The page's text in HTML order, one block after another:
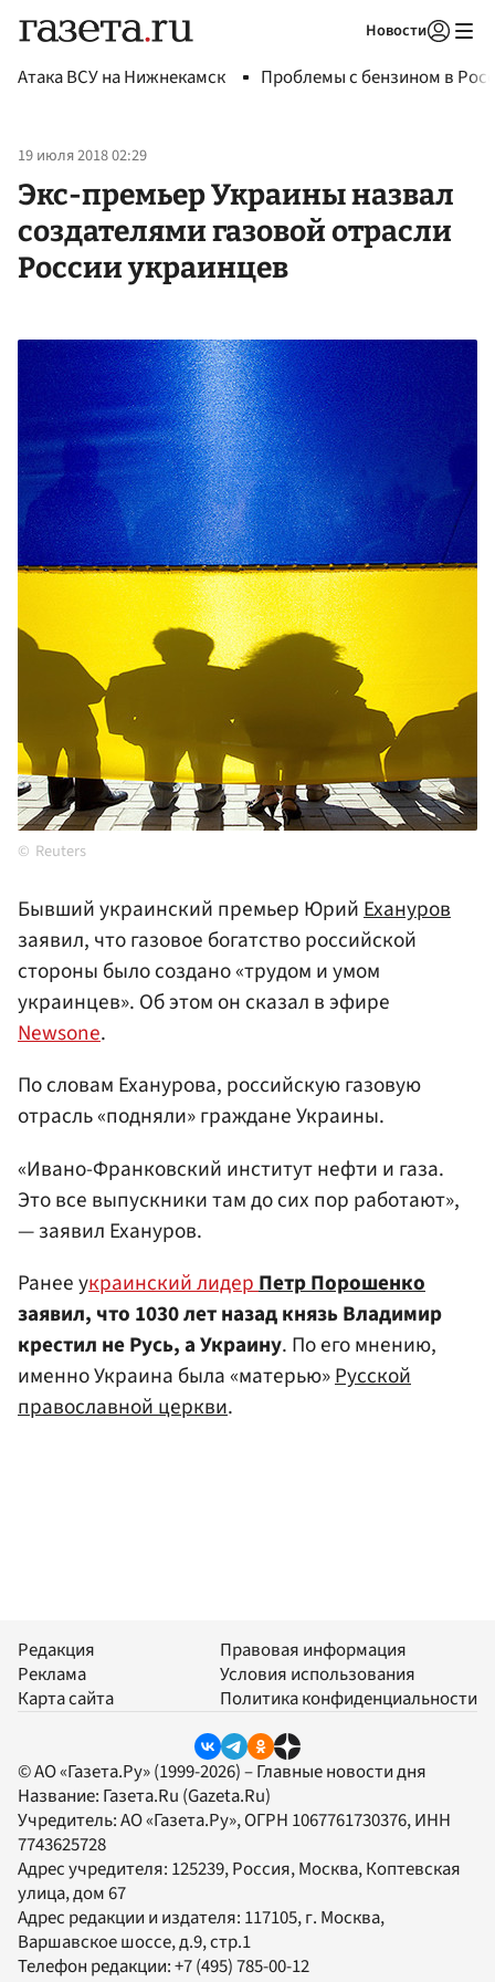
Новости
Атака ВСУ на Нижнекамск Проблемы с бензином в
19 июля 2018 02:29
Экс-премьер Украины назвал
создателями газовой отрасли
России украинцев
Reuters
Бывший украинский премьер ЮрийЕхануров
заявил, что газовое богатство российской
стороны было создано «трудом и умом
украинцев». Об этом он сказал в эфире
Newsone.
По словам Еханурова, российскую газовую
отрасль «подняли» граждане Украины.
«Ивано-Франковский институт нефти и газа.
Это все выпускники там до сих пор работают»,
— заявил Ехануров.
Ранее украинский лидерПетр Порошенко
заявил, что 1030 лет назад князь Владимир
крестил не Русь, а Украину. По его мнению,
именно Украина была «матерью»Русской
православной церкви.
Редакция
Реклама
Карта сайта
Правовая информация
Условия использования
Политика конфиденциальности
© АО «Газета.Ру» (1999-2026) – Главные новости дня
Название: Газета.Ru (Gazeta.Ru)
Учредитель:АО «Газета.Ру», ОГРН 1067761730376, ИНН
7743625728
Адрес учредителя: 125239, Россия, Москва, Коптевская
улица, дом 67
Адрес редакции и издателя: 117105, г. Москва,
Варшавское шоссе, д.9, стр.1
Телефон редакции:+7 (495) 785-00-12